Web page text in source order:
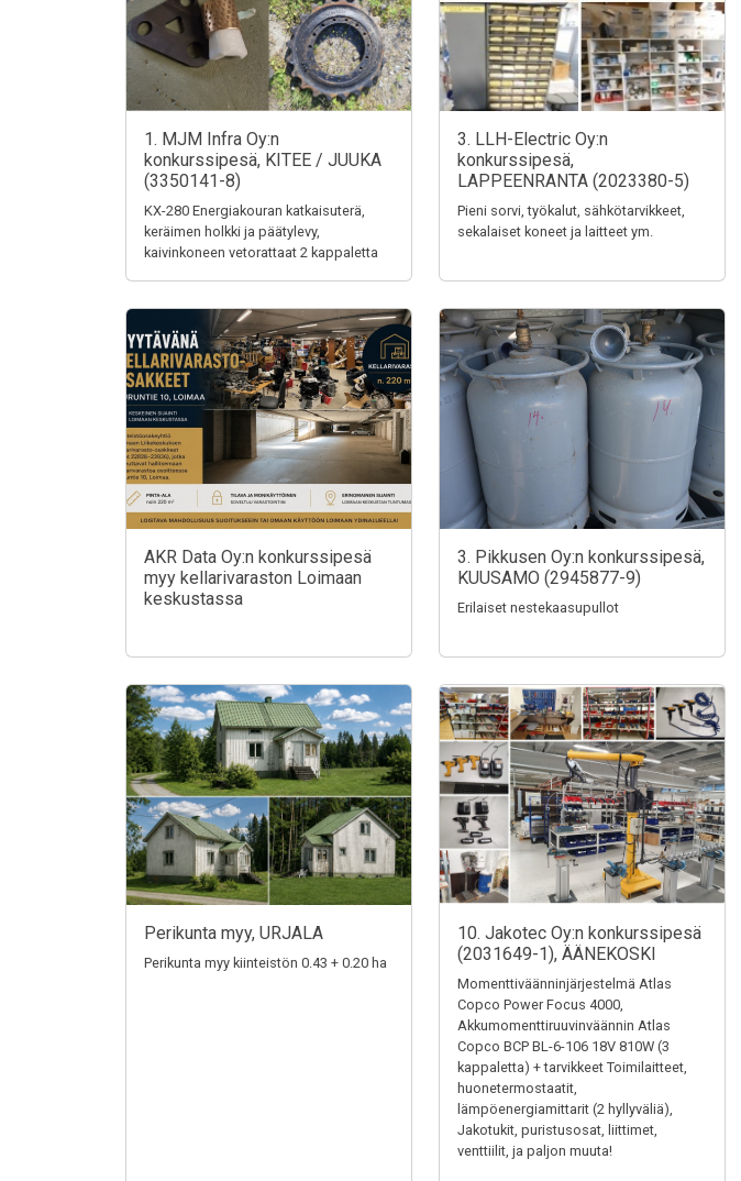
1. MJM Infra Oy:n
konkurssipesä, KITEE / JUUKA
(3350141-8)
KX-280 Energiakouran katkaisuterä,
keräimen holkki ja päätylevy,
kaivinkoneen vetorattaat 2 kappaletta
3. LLH-Electric Oy:n
konkurssipesä,
LAPPEENRANTA (2023380-5)
Pieni sorvi, työkalut, sähkötarvikkeet,
sekalaiset koneet ja laitteet ym.
AKR Data Oy:n konkurssipesä
myy kellarivaraston Loimaan
keskustassa
3. Pikkusen Oy:n konkurssipesä,
KUUSAMO (2945877-9)
Erilaiset nestekaasupullot
Perikunta myy, URJALA
Perikunta myy kiinteistön 0.43 + 0.20 ha
10. Jakotec Oy:n konkurssipesä
(2031649-1), ÄÄNEKOSKI
Momenttiväänninjärjestelmä Atlas
Copco Power Focus 4000,
Akkumomenttiruuvinväännin Atlas
Copco BCP BL-6-106 18V 810W (3
kappaletta) + tarvikkeet Toimilaitteet,
huonetermostaatit,
lämpöenergiamittarit (2 hyllyväliä),
Jakotukit, puristusosat, liittimet,
venttiilit, ja paljon muuta!